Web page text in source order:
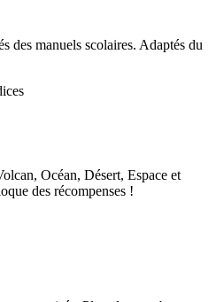
des manuels scolaires. Adaptés du
Océan, Désert, Espace et
des récompenses !